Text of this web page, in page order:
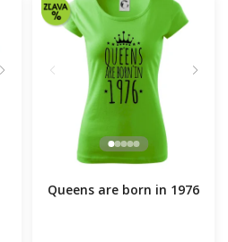
Queens are born in 1976